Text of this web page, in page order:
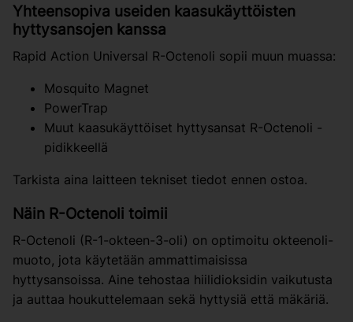
Yhteensopiva useiden kaasukäyttöisten
hyttysansojen kanssa
Rapid Action Universal R-Octenoli sopii muun muassa:
Mosquito Magnet
PowerTrap
Muut kaasukäyttöiset hyttysansat R-Octenoli -
pidikkeellä
Tarkista aina laitteen tekniset tiedot ennen ostoa.
Näin R-Octenoli toimii
R-Octenoli (R-1-okteen-3-oli) on optimoitu okteenoli-
muoto, jota käytetään ammattimaisissa
hyttysansoissa. Aine tehostaa hiilidioksidin vaikutusta
ja auttaa houkuttelemaan sekä hyttysiä että mäkäriä.